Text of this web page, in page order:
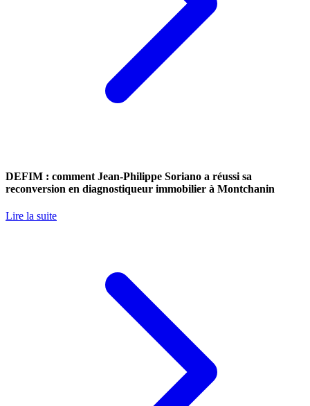
DEFIM : comment Jean-Philippe Soriano a réussi sa
reconversion en diagnostiqueur immobilier à Montchanin
Lire la suite